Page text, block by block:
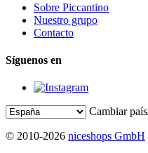
Sobre Piccantino
Nuestro grupo
Contacto
Síguenos en
Cambiar
© 2010-2026 niceshops GmbH